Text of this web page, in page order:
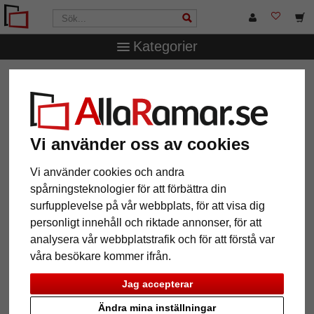
Vi använder oss av cookies
Vi använder cookies och andra
spårningsteknologier för att förbättra din
surfupplevelse på vår webbplats, för att visa dig
personligt innehåll och riktade annonser, för att
analysera vår webbplatstrafik och för att förstå var
våra besökare kommer ifrån.
Jag accepterar
Ändra mina inställningar
Kategorier
12 Artiklar Populärast
Grid